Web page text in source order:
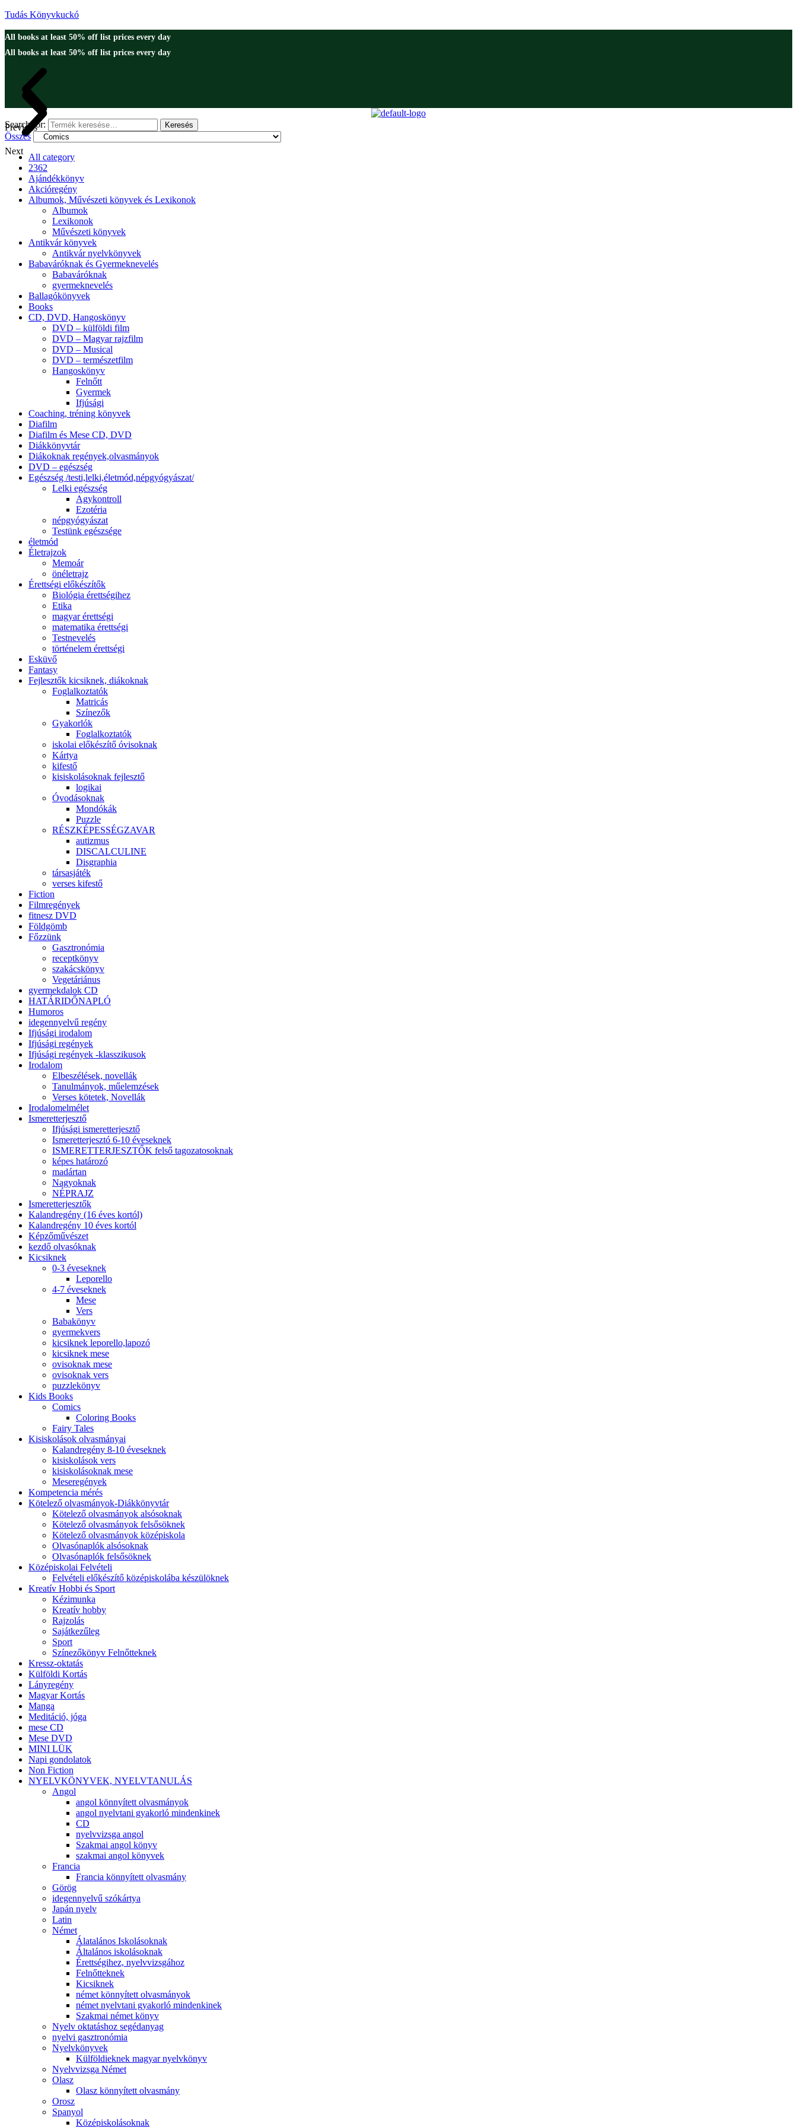
Tudás Könyvkuckó
All books at least 50% off list prices every day
All books at least 50% off list prices every day
Previous
Next
Search for: Keresés
Összes
All category
2362
Ajándékkönyv
Akcióregény
Albumok, Művészeti könyvek és Lexikonok
Albumok
Lexikonok
Művészeti könyvek
Antikvár könyvek
Antikvár nyelvkönyvek
Babaváróknak és Gyermeknevelés
Babaváróknak
gyermeknevelés
Ballagókönyvek
Books
CD, DVD, Hangoskönyv
DVD – külföldi film
DVD – Magyar rajzfilm
DVD – Musical
DVD – természetfilm
Hangoskönyv
Felnőtt
Gyermek
Ifjúsági
Coaching, tréning könyvek
Diafilm
Diafilm és Mese CD, DVD
Diákkönyvtár
Diákoknak regények,olvasmányok
DVD – egészség
Egészség /testi,lelki,életmód,népgyógyászat/
Lelki egészség
Agykontroll
Ezotéria
népgyógyászat
Testünk egészsége
életmód
Életrajzok
Memoár
önéletrajz
Érettségi előkészítők
Biológia érettségihez
Etika
magyar érettségi
matematika érettségi
Testnevelés
történelem érettségi
Esküvő
Fantasy
Fejlesztők kicsiknek, diákoknak
Foglalkoztatók
Matricás
Színezők
Gyakorlók
Foglalkoztatók
iskolai előkészítő óvisoknak
Kártya
kifestő
kisiskolásoknak fejlesztő
logikai
Óvodásoknak
Mondókák
Puzzle
RÉSZKÉPESSÉGZAVAR
autizmus
DISCALCULINE
Disgraphia
társasjáték
verses kifestő
Fiction
Filmregények
fitnesz DVD
Földgömb
Főzzünk
Gasztronómia
receptkönyv
szakácskönyv
Vegetáriánus
gyermekdalok CD
HATÁRIDŐNAPLÓ
Humoros
idegennyelvű regény
Ifjúsági irodalom
Ifjúsági regények
Ifjúsági regények -klasszikusok
Irodalom
Elbeszélések, novellák
Tanulmányok, műelemzések
Verses kötetek, Novellák
Irodalomelmélet
Ismeretterjesztő
Ifjúsági ismeretterjesztő
Ismeretterjesztó 6-10 éveseknek
ISMERETTERJESZTŐK felső tagozatosoknak
képes határozó
madártan
Nagyoknak
NÉPRAJZ
Ismeretterjesztők
Kalandregény (16 éves kortól)
Kalandregény 10 éves kortól
Képzőművészet
kezdő olvasóknak
Kicsiknek
0-3 éveseknek
Leporello
4-7 éveseknek
Mese
Vers
Babakönyv
gyermekvers
kicsiknek leporello,lapozó
kicsiknek mese
ovisoknak mese
ovisoknak vers
puzzlekönyv
Kids Books
Comics
Coloring Books
Fairy Tales
Kisiskolások olvasmányai
Kalandregény 8-10 éveseknek
kisiskolások vers
kisiskolásoknak mese
Meseregények
Kompetencia mérés
Kötelező olvasmányok-Diákkönyvtár
Kötelező olvasmányok alsósoknak
Kötelező olvasmányok felsősöknek
Kötelező olvasmányok középiskola
Olvasónaplók alsósoknak
Olvasónaplók felsősöknek
Középiskolai Felvételi
Felvételi előkészítő középiskolába készülöknek
Kreatív Hobbi és Sport
Kézimunka
Kreatív hobby
Rajzolás
Sajátkezűleg
Sport
Színezőkönyv Felnőtteknek
Kressz-oktatás
Külföldi Kortás
Lányregény
Magyar Kortás
Manga
Meditáció, jóga
mese CD
Mese DVD
MINI LÜK
Napi gondolatok
Non Fiction
NYELVKÖNYVEK, NYELVTANULÁS
Angol
angol könnyített olvasmányok
angol nyelvtani gyakorló mindenkinek
CD
nyelvvizsga angol
Szakmai angol könyv
szakmai angol könyvek
Francia
Francia könnyített olvasmány
Görög
idegennyelvű szókártya
Japán nyelv
Latin
Német
Álatalános Iskolásoknak
Általános iskolásoknak
Érettségihez, nyelvvizsgához
Felnőtteknek
Kicsiknek
német könnyített olvasmányok
német nyelvtani gyakorló mindenkinek
Szakmai német könyv
Nyelv oktatáshoz segédanyag
nyelvi gasztronómia
Nyelvkönyvek
Külföldieknek magyar nyelvkönyv
Nyelvvizsga Német
Olasz
Olasz könnyített olvasmány
Orosz
Spanyol
Középiskolásoknak